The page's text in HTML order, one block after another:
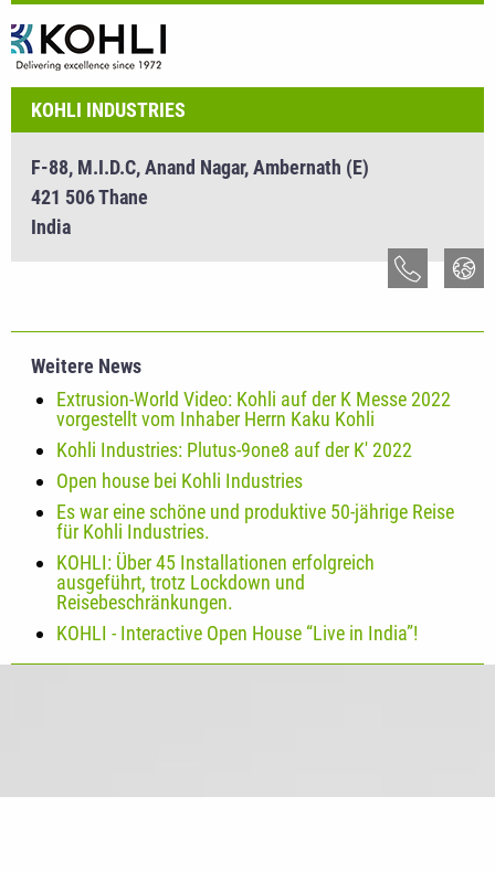
KOHLI INDUSTRIES
F-88, M.I.D.C, Anand Nagar, Ambernath (E)
421 506 Thane
India
Weitere News
Extrusion-World Video: Kohli auf der K Messe 2022
vorgestellt vom Inhaber Herrn Kaku Kohli
Kohli Industries: Plutus-9one8 auf der K' 2022
Open house bei Kohli Industries
Es war eine schöne und produktive 50-jährige Reise
für Kohli Industries.
KOHLI: Über 45 Installationen erfolgreich
ausgeführt, trotz Lockdown und
Reisebeschränkungen.
KOHLI - Interactive Open House “Live in India”!